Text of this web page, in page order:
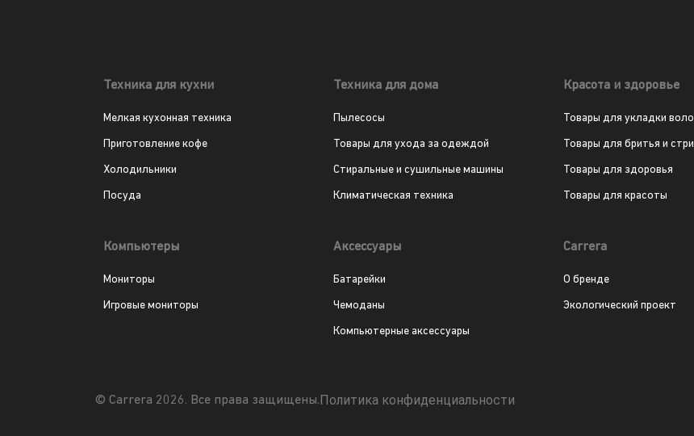
Техника для кухни
Мелкая кухонная техника
Приготовление кофе
Холодильники
Посуда
Техника для дома
Пылесосы
Товары для ухода за одеждой
Стиральные и сушильные машины
Климатическая техника
Красота и здоровье
Товары для укладки
Товары для бритья и
Товары для здоровья
Товары для красоты
Компьютеры
Мониторы
Игровые мониторы
Аксессуары
Батарейки
Чемоданы
Компьютерные аксессуары
Carrera
О бренде
Экологический проект
© Carrera 2026. Все права защищены.Политика конфиденциальности